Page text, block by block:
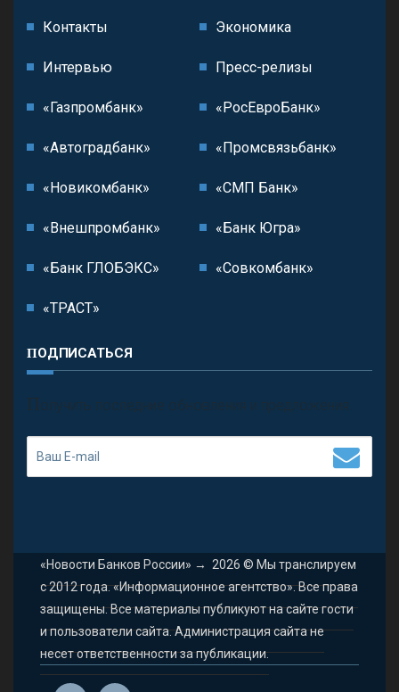
Контакты Экономика
Интервью Пресс-релизы
«Газпромбанк» «РосЕвроБанк»
«Автоградбанк» «Промсвязьбанк»
«Новикомбанк» «СМП Банк»
«Внешпромбанк» «Банк Югра»
«Банк ГЛОБЭКС» «Совкомбанк»
«ТРАСТ»
ПОДПИСАТЬСЯ
П олучить последние обновления и предложения.
«Новости Банков России» → 2026 © Мы транслируем
с 2012 года. «Информационное агентство». Все права
защищены. Все материалы публикуют на сайте гости
и пользователи сайта. Администрация сайта не
несет ответственности за публикации.